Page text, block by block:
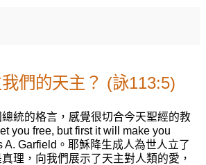
們的天主？ (詠113:5)
統的格言，感覺很切合今天聖經的教
you free, but first it will make you
A. Garfield。耶穌降生成人為世人立了
理，向我們展示了天主對人類的愛，